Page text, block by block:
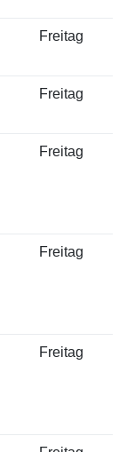
Freitag
Freitag
Freitag
Freitag
Freitag